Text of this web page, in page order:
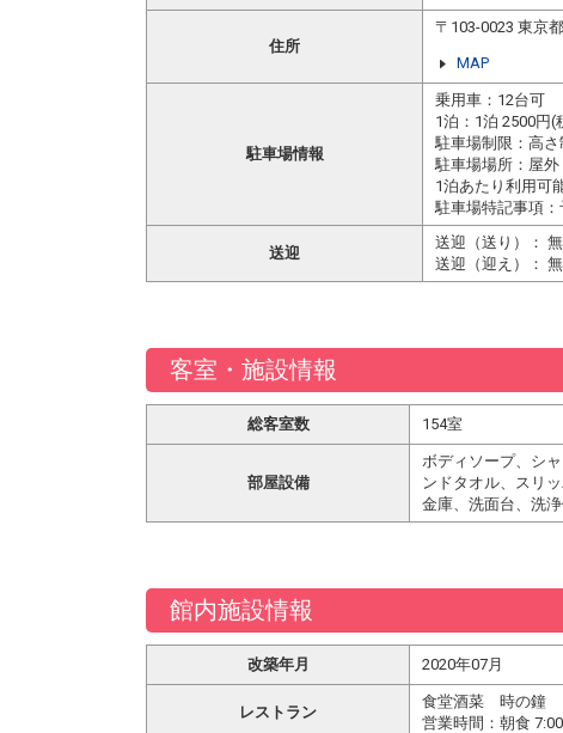
住所
〒103-0023 東京
MAP
駐車場情報
乗用車：12台可
1泊：1泊 2500円
駐車場制限：高
駐車場場所：屋外
1泊あたり利用可
駐車場特記事項
送迎
送迎（送り）： 無
送迎（迎え）： 無
客室・施設情報
総客室数 154室
部屋設備
ボディソープ、シ
ンドタオル、スリ
金庫、洗面台、洗
館内施設情報
改築年月 2020年07月
レストラン
食堂酒菜 時の鐘
営業時間：朝食